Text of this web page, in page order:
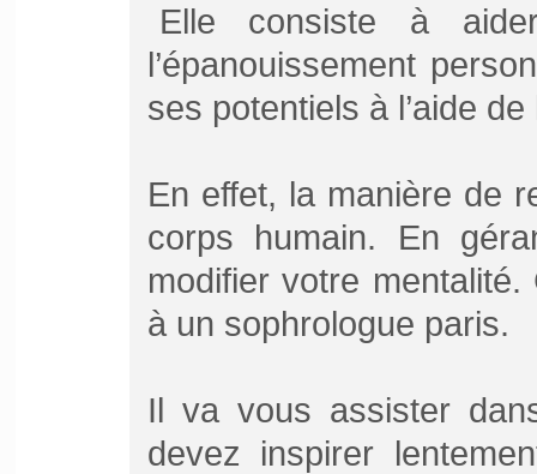
Elle consiste à
l’épanouissement
ses potentiels à l’aide
En effet, la manière de
corps humain. En
modifier votre
à un sophrologue paris.
Il va vous assister
devez inspirer